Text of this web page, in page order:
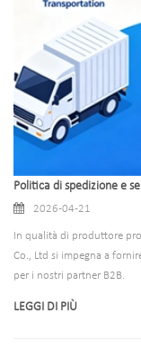
Politica di spedizione e
2026-04-21
In qualità di produttore
Co., Ltd si impegna a
per i nostri partner B2B.
LEGGI DI PIÙ